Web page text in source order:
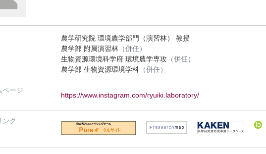
農学研究院 環境農学部門（演習林） 教授
農学部 附属演習林 （併任）
生物資源環境科学府 環境農学専攻 （併任）
農学部 生物資源環境学科 （併任）
ページ
https://www.instagram.com/ryuiki.laboratory/
ンク